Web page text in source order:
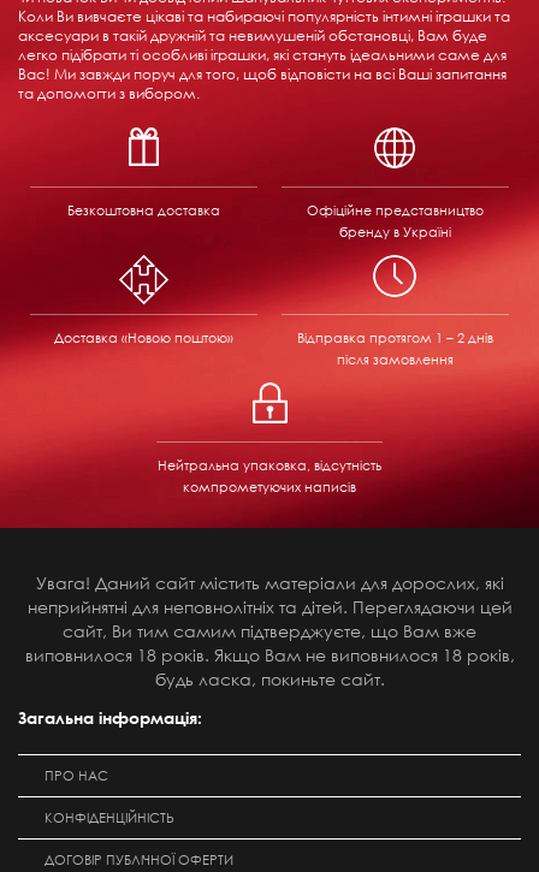
Коли Ви вивчаєте цікаві та набираючі популярність інтимні іграшки та
аксесуари в такій дружній та невимушеній обстановці, Вам буде
легко підібрати ті особливі іграшки, які стануть ідеальними саме для
Вас! Ми завжди поруч для того, щоб відповісти на всі Ваші запитання
та допомогти з вибором.
Безкоштовна доставка
Офіційне представництво
бренду в Україні
Доставка «Новою поштою» Відправка протягом 1 – 2 днів
після замовлення
Нейтральна упаковка, відсутність
компрометуючих написів
Увага! Даний сайт містить матеріали для дорослих, які
неприйнятні для неповнолітніх та дітей. Переглядаючи цей
сайт, Ви тим самим підтверджуєте, що Вам вже
виповнилося 18 років. Якщо Вам не виповнилося 18 років,
будь ласка, покиньте сайт.
Загальна інформація:
ПРО НАС
КОНФІДЕНЦІЙНІСТЬ
ДОГОВІР ПУБЛІЧНОЇ ОФЕРТИ